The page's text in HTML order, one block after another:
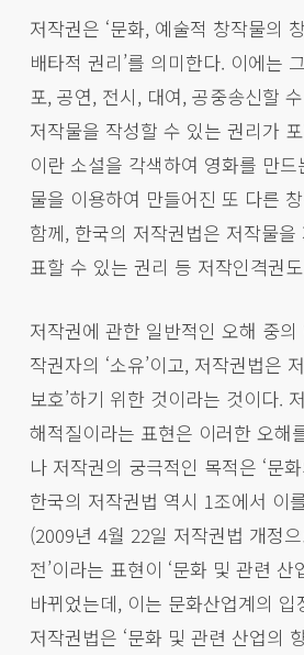
저작권은 ‘문화, 예술적 창작물의
배타적 권리’를 의미한다. 이에는
포, 공연, 전시, 대여, 공중송신할
저작물을 작성할 수 있는 권리가
이란 소설을 각색하여 영화를 만
물을 이용하여 만들어진 또 다른
함께, 한국의 저작권법은 저작물
표할 수 있는 권리 등 저작인격권
저작권에 관한 일반적인 오해 중
작권자의 ‘소유’이고, 저작권법은
보호’하기 위한 것이라는 것이다.
해적질이라는 표현은 이러한 오해
나 저작권의 궁극적인 목적은 ‘문
한국의 저작권법 역시 1조에서 이
(2009년 4월 22일 저작권법 개정
전’이라는 표현이 ‘문화 및 관련 산
바뀌었는데, 이는 문화산업계의
저작권법은 ‘문화 및 관련 산업의